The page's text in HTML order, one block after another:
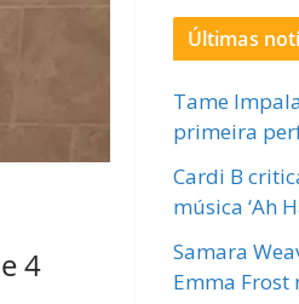
4
Últimas
Tame
primeira
Cardi B
música ‘Ah
Samara
Emma Frost